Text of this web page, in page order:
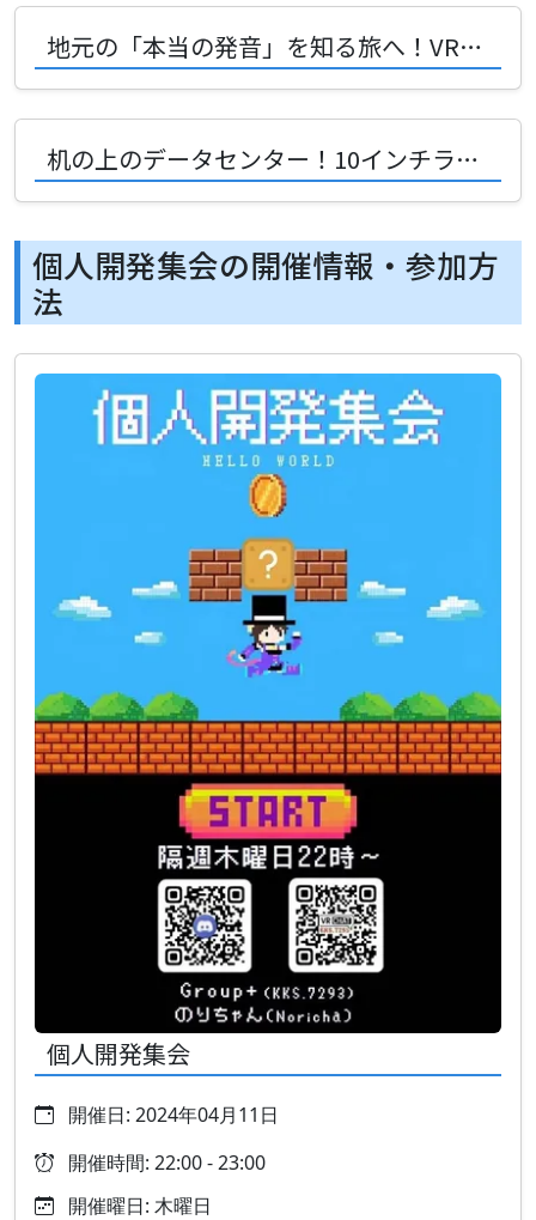
地元の「本当の発音」を知る旅へ！VRChat発の地名アクセントマップが面白い
机の上のデータセンター！10インチラックと3Dプリンタで広がるDIYの無限の楽しさ
個人開発集会の開催情報・参加方
法
個人開発集会
開催日: 2024年04月11日
開催時間: 22:00 - 23:00
開催曜日: 木曜日